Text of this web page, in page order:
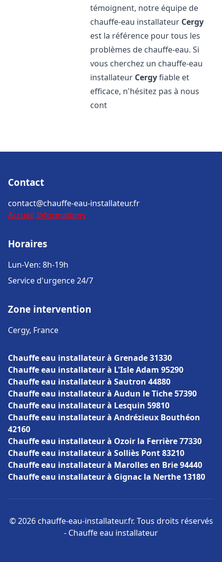
témoignent, notre équipe de
chauffe-eau installateur Cergy
est la référence pour tous les
problèmes de chauffe-eau. Si
vous cherchez un chauffe-eau
installateur Cergyfiable et
efficace, n'hésitez pas à nous
cont
Contact
contact@chauffe-eau-installateur.fr
Accueil Informations
Horaires
Lun-Ven: 8h-19h
Service d'urgence 24/7
Zone intervention
Cergy, France
Chauffe eau installateur à Grenade 31330
Chauffe eau installateur à L'Isle Adam 95290
Chauffe eau installateur à Sautron 44880
Chauffe eau installateur à Audun le Tiche 57390
Chauffe eau installateur à Lesquin 59810
Chauffe eau installateur à Andrézieux Bouthéon
42160
Chauffe eau installateur à Ozoir la Ferrière 77330
Chauffe eau installateur à Solliès Pont 83210
Chauffe eau installateur à Marolles en Brie 94440
Chauffe eau installateur à Gignac la Nerthe 13180
© 2026 chauffe-eau-installateur.fr. Tous droits réservés
- Chauffe eau installateur